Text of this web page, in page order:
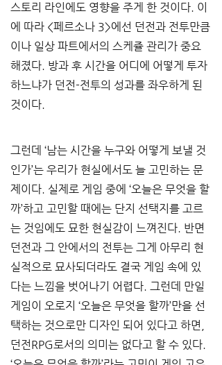
스토리 라인에도 영향을 주게 한 것이다. 이
에 따라 <페르소나 3>에선 던전과 전투만큼
이나 일상 파트에서의 스케쥴 관리가 중요
해졌다. 방과 후 시간을 어디에 어떻게 투자
하느냐가 던전-전투의 성과를 좌우하게 된
것이다.
그런데 ‘남는 시간을 누구와 어떻게 보낼 것
인가’는 우리가 현실에서도 늘 고민하는 문
제이다. 실제로 게임 중에 ‘오늘은 무엇을 할
까’하고 고민할 때에는 단지 선택지를 고르
는 것임에도 묘한 현실감이 느껴진다. 반면
던전과 그 안에서의 전투는 그게 아무리 현
실적으로 묘사되더라도 결국 게임 속에 있
다는 느낌을 벗어나기 어렵다. 그런데 만일
게임이 오로지 ‘오늘은 무엇을 할까’만을 선
택하는 것으로만 디자인 되어 있다고 하면,
던전RPG로서의 의미는 없다고 할 수 있다.